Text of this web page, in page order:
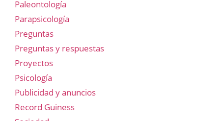
Paleontología
Parapsicología
Preguntas
Preguntas y respuestas
Proyectos
Psicología
Publicidad y anuncios
Record Guiness